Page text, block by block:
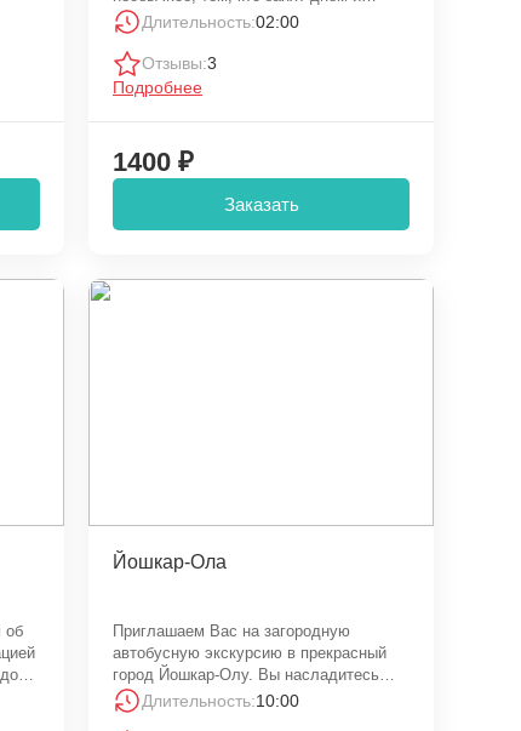
освобождается только к вечеру.
Длительность:02:00
Отзывы:3
Подробнее
1400 ₽
Заказать
об
Йошкар-Ола
Приглашаем Вас на загородную
автобусную экскурсию в прекрасный
город Йошкар-Олу. Вы насладитесь
красотой марийской столицы
Длительность:10:00